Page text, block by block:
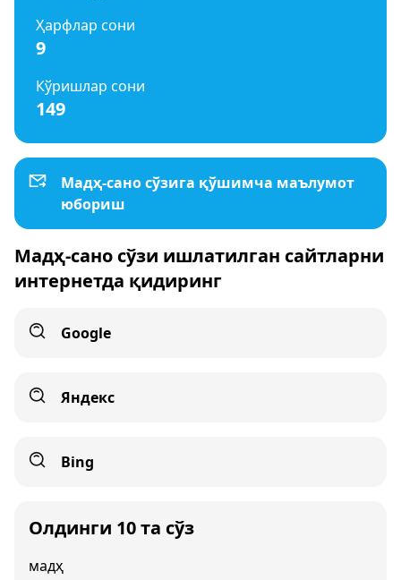
Ҳарфлар сони
9
Кўришлар сони
149
Мадҳ-сано сўзига қўшимча маълумот
юбориш
Мадҳ-сано сўзи ишлатилган сайтларни
интернетда қидиринг
Google
Яндекс
Bing
Олдинги 10 та сўз
мадҳ